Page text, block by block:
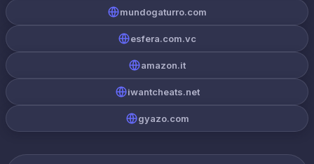
mundogaturro.com
esfera.com.vc
amazon.it
iwantcheats.net
gyazo.com